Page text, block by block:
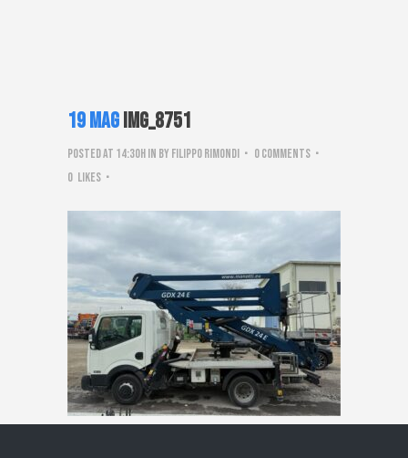
19 MagIMG_8751
Posted at 14:30hin by Filippo Rimondi
0 Comments
0 Likes